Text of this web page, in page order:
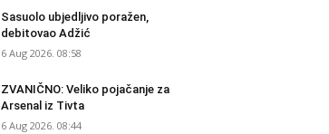
Sasuolo ubjedljivo poražen,
debitovao Adžić
6 Aug 2026. 08:58
ZVANIČNO: Veliko pojačanje za
Arsenal iz Tivta
6 Aug 2026. 08:44